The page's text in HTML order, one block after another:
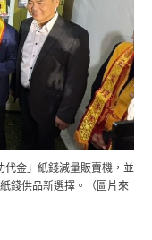
代金」紙錢減量販賣機，並
錢供品新選擇。（圖片來